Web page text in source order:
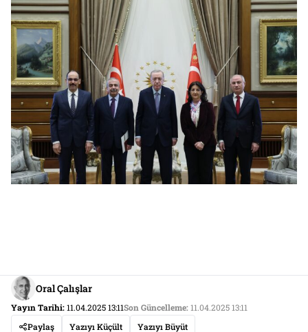
Oral Çalışlar
Yayın Tarihi:11.04.2025 13:11Son Güncelleme:11.04.2025 13:11
Paylaş
Yazıyı Küçült Yazıyı Büyüt